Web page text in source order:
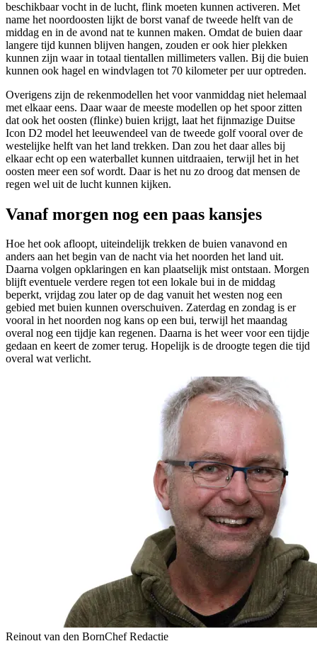
beschikbaar vocht in de lucht, flink moeten kunnen activeren. Met
name het noordoosten lijkt de borst vanaf de tweede helft van de
middag en in de avond nat te kunnen maken. Omdat de buien daar
langere tijd kunnen blijven hangen, zouden er ook hier plekken
kunnen zijn waar in totaal tientallen millimeters vallen. Bij die buien
kunnen ook hagel en windvlagen tot 70 kilometer per uur optreden.
Overigens zijn de rekenmodellen het voor vanmiddag niet helemaal
met elkaar eens. Daar waar de meeste modellen op het spoor zitten
dat ook het oosten (flinke) buien krijgt, laat het fijnmazige Duitse
Icon D2 model het leeuwendeel van de tweede golf vooral over de
westelijke helft van het land trekken. Dan zou het daar alles bij
elkaar echt op een waterballet kunnen uitdraaien, terwijl het in het
oosten meer een sof wordt. Daar is het nu zo droog dat mensen de
regen wel uit de lucht kunnen kijken.
Vanaf morgen nog een paas kansjes
Hoe het ook afloopt, uiteindelijk trekken de buien vanavond en
anders aan het begin van de nacht via het noorden het land uit.
Daarna volgen opklaringen en kan plaatselijk mist ontstaan. Morgen
blijft eventuele verdere regen tot een lokale bui in de middag
beperkt, vrijdag zou later op de dag vanuit het westen nog een
gebied met buien kunnen overschuiven. Zaterdag en zondag is er
vooral in het noorden nog kans op een bui, terwijl het maandag
overal nog een tijdje kan regenen. Daarna is het weer voor een tijdje
gedaan en keert de zomer terug. Hopelijk is de droogte tegen die tijd
overal wat verlicht.
Reinout van den BornChef Redactie